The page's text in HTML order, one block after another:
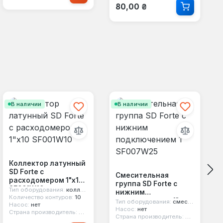
Обычная цена:
80,00 ₴
В наличии
Коллектор латунный
SD Forte с
расходомером 1"х10
SF001W10
Тип оборудования: коллектор
Количество контуров: 10
Насос: нет
Страна производитель: Китай
В наличии
Смесительная
группа SD Forte с
нижним
подключением 1"
SF007W25
Тип оборудования: смесительная группа
Насос: нет
Страна производитель: Китай